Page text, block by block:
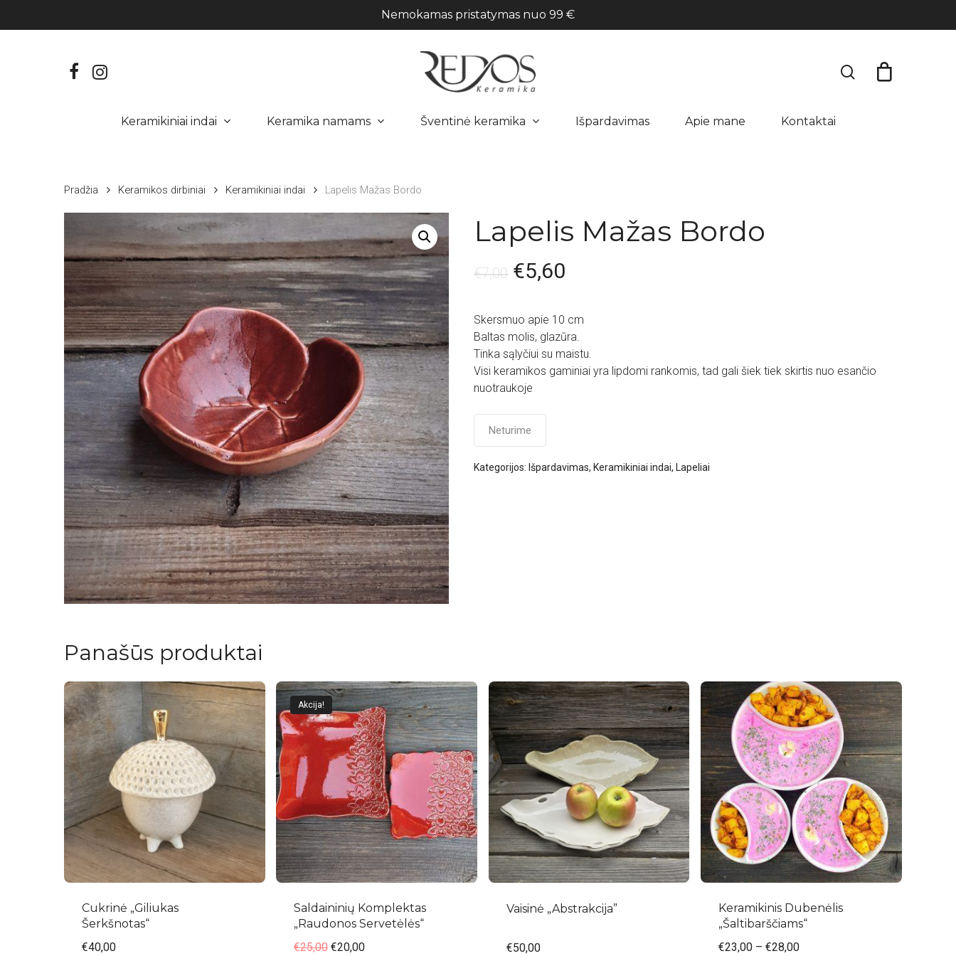
Nemokamas pristatymas nuo 99 €
Hit enter to search or ESC to close
facebookinstagram
Keramikiniai indai Keramika namams Šventinė keramika Išpardavimas Apie mane Kontaktai
Pradžia Keramikos dirbiniai Keramikiniai indai Lapelis Mažas Bordo
Lapelis Mažas Bordo
€7,00 €5,60
Skersmuo apie 10 cm
Baltas molis, glazūra.
Tinka sąlyčiui su maistu.
Visi keramikos gaminiai yra lipdomi rankomis, tad gali šiek tiek skirtis nuo esančio
nuotraukoje
Neturime
Kategorijos: Išpardavimas, Keramikiniai indai, Lapeliai
Panašūs produktai
Cukrinė „Giliukas
Šerkšnotas“
€40,00
Akcija!
Saldaininių Komplektas
„Raudonos Servetėlės“
€25,00 €20,00
Vaisinė „Abstrakcija”
€50,00
Keramikinis Dubenėlis
„Šaltibarščiams“
€23,00– €28,00